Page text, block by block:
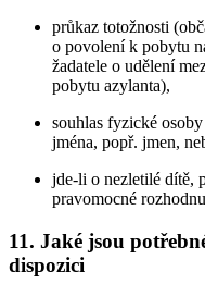
průkaz totožnosti
o povolení k pobytu
žadatele o udělení
pobytu azylanta),
souhlas fyzické
jména, popř. jmen,
jde-li o nezletilé dítě,
pravomocné
11. Jaké jsou
dispozici